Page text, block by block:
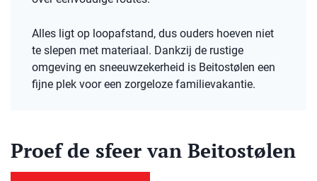
Alles ligt op loopafstand, dus ouders hoeven niet
te slepen met materiaal. Dankzij de rustige
omgeving en sneeuwzekerheid is Beitostølen een
fijne plek voor een zorgeloze familievakantie.
Proef de sfeer van Beitostølen